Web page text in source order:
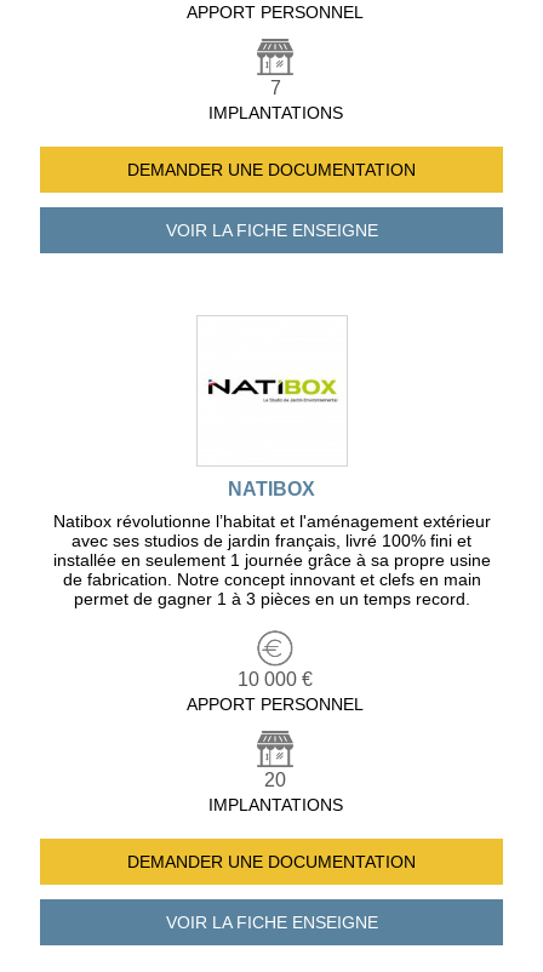
APPORT PERSONNEL
7
IMPLANTATIONS
DEMANDER UNE DOCUMENTATION
VOIR LA FICHEENSEIGNE
NATIBOX
Natibox révolutionne l’habitat et l'aménagement extérieur
avec ses studios de jardin français, livré 100% fini et
installée en seulement 1 journée grâce à sa propre usine
de fabrication. Notre concept innovant et clefs en main
permet de gagner 1 à 3 pièces en un temps record.
10 000 €
APPORT PERSONNEL
20
IMPLANTATIONS
DEMANDER UNE DOCUMENTATION
VOIR LA FICHEENSEIGNE